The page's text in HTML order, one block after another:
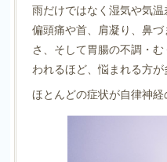
雨だけではなく湿気や気
偏頭痛や首、肩凝り、鼻
さ、そして胃腸の不調・
われるほど、悩まれる方が
ほとんどの症状が自律神経